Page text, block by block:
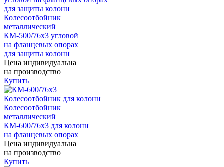
Колесоотбойник
металлический
КМ-500/76х3 угловой
на фланцевых опорах
для защиты колонн
Цена индивидуальна
на производство
Купить
Колесоотбойник
металлический
КМ-600/76х3 для колонн
на фланцевых опорах
Цена индивидуальна
на производство
Купить